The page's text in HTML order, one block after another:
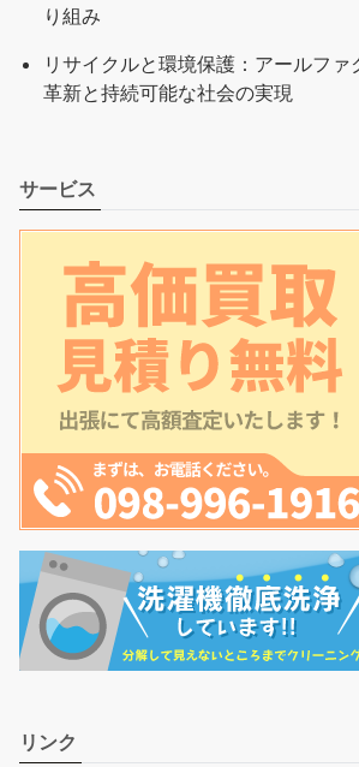
り組み
リサイクルと環境保護：アールファ
革新と持続可能な社会の実現
サービス
リンク